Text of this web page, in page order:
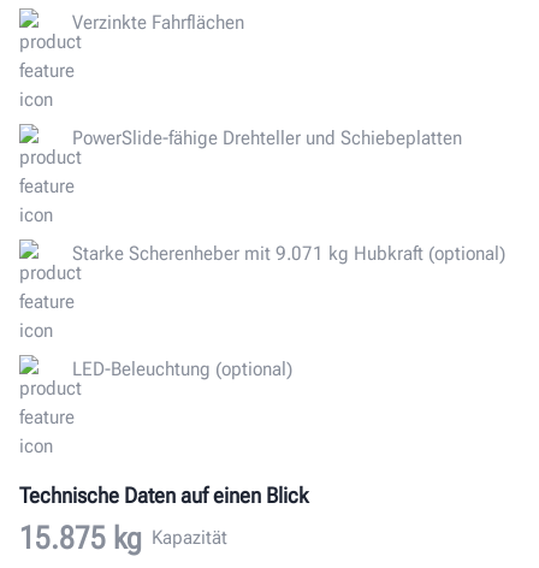
Verzinkte Fahrflächen
PowerSlide-fähige Drehteller und Schiebeplatten
Starke Scherenheber mit 9.071 kg Hubkraft (optional)
LED-Beleuchtung (optional)
Technische Daten auf einen Blick
15.875 kg Kapazität